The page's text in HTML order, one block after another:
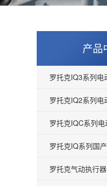
产品
罗托克IQ3系列电
罗托克IQ2系列电
罗托克IQC系列
罗托克IQ系列国
罗托克气动执行器